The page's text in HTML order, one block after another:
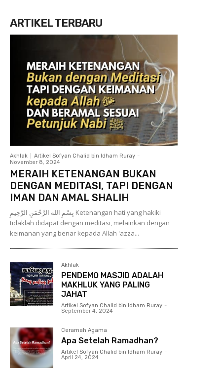
ARTIKEL TERBARU
Akhlak Artikel Sofyan Chalid bin Idham Ruray -
November 8, 2024
MERAIH KETENANGAN BUKAN
DENGAN MEDITASI, TAPI DENGAN
IMAN DAN AMAL SHALIH
بِسْمِ الله الرَّحْمَنِ الرَّحِيمِ Ketenangan hati yang hakiki
tidaklah didapat dengan meditasi, melainkan dengan
keimanan yang benar kepada Allah 'azza...
Akhlak
PENDEMO MASJID ADALAH
MAKHLUK YANG PALING
JAHAT
Artikel Sofyan Chalid bin Idham Ruray -
September 4, 2024
Ceramah Agama
Apa Setelah Ramadhan?
Artikel Sofyan Chalid bin Idham Ruray -
April 24, 2024